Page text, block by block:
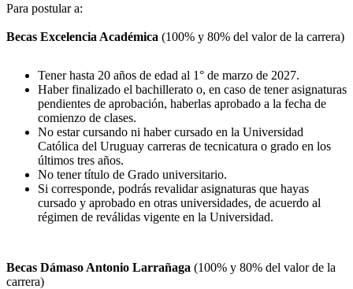
Para postular a:
Becas Excelencia Académica (100% y 80% del valor de la carrera)
Tener hasta 20 años de edad al 1° de marzo de 2027.
Haber finalizado el bachillerato o, en caso de tener asignaturas
pendientes de aprobación, haberlas aprobado a la fecha de
comienzo de clases.
No estar cursando ni haber cursado en la Universidad
Católica del Uruguay carreras de tecnicatura o grado en los
últimos tres años.
No tener título de Grado universitario.
Si corresponde, podrás revalidar asignaturas que hayas
cursado y aprobado en otras universidades, de acuerdo al
régimen de reválidas vigente en la Universidad.
Becas Dámaso Antonio Larrañaga (100% y 80% del valor de la
carrera)